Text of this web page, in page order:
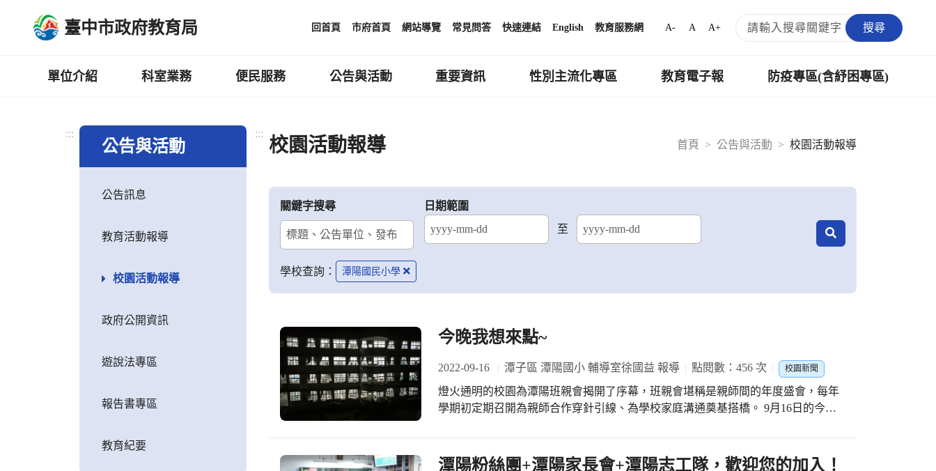
臺中市政府教育局 回首頁 市府首頁 網站導覽 常見問答 快速連結 English 教育服務網 A- A A+ 搜尋
單位介紹 科室業務 便民服務 公告與活動 重要資訊 性別主流化專區 教育電子報 防疫專區(含紓困專區)
:::
公告與活動
公告訊息
教育活動報導
校園活動報導
政府公開資訊
遊說法專區
報告書專區
教育紀要
:::
首頁
公告與活動 校園活動報導
校園活動報導
關鍵字搜尋
日期範圍
至
結束日期
學校查詢： 潭陽國民小學
今晚我想來點~
2022-09-16 潭子區 潭陽國小 輔導室徐國益 報導 點閱數：456 次 校園新聞
燈火通明的校園為潭陽班親會揭開了序幕，班親會堪稱是親師間的年度盛會，每年
學期初定期召開為親師合作穿針引線、為學校家庭溝通奠基搭橋。 9月16日的今
雙方互相成長及支援，拉近拉緊彼此的心，為學童的未來發展齊一步調，家長瞭解
潭陽粉絲團+潭陽家長會+潭陽志工隊，歡迎您的加入！